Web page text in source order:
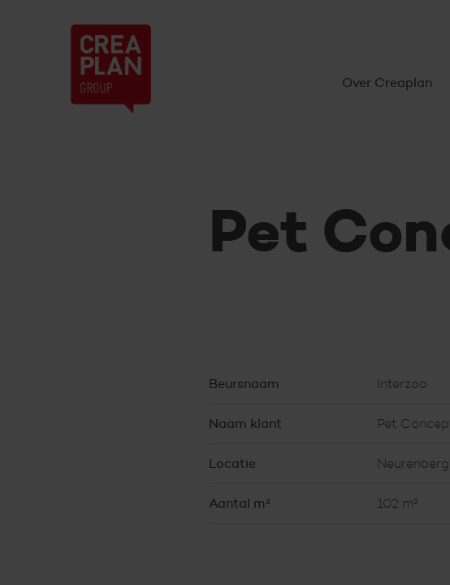
Creaplan
nv Over Creaplan
Pet
Beursnaam Interzoo
Naam klant Pet
Locatie Neurenberg
Aantal m² 102 m²